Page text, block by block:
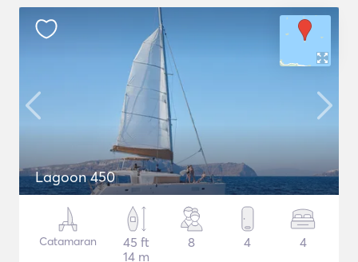
Lagoon 450
Catamaran
45 ft
14 m
8 4 4